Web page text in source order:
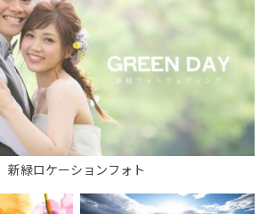
新緑ロケーションフォト